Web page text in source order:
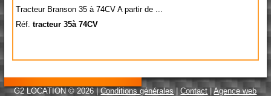
Tracteur Branson 35 à 74CV A partir de ...
Réf. tracteur 35à 74CV
G2 LOCATION © 2026 |Conditions générales |Contact |Agence web